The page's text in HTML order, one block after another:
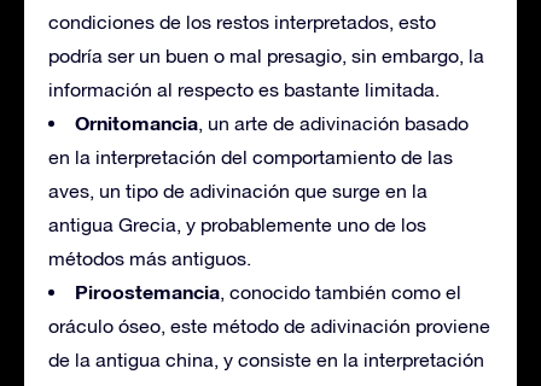
condiciones de los restos interpretados, esto
podría ser un buen o mal presagio, sin embargo, la
información al respecto es bastante limitada.
Ornitomancia, un arte de adivinación basado
en la interpretación del comportamiento de las
aves, un tipo de adivinación que surge en la
antigua Grecia, y probablemente uno de los
métodos más antiguos.
Piroostemancia, conocido también como el
oráculo óseo, este método de adivinación proviene
de la antigua china, y consiste en la interpretación